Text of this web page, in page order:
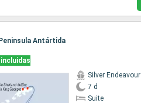
Antártida
Silver Endeavour
7 d
Suite